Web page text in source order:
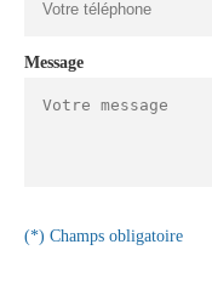
Message
(*) Champs obligatoire